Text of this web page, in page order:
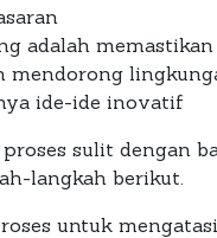
adalah
mendorong
ide-ide inovatif
sulit dengan
langkah berikut.
untuk